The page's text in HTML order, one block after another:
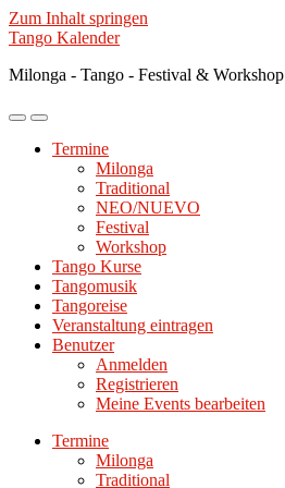
Zum Inhalt springen
Tango Kalender
Milonga - Tango - Festival &
Mobile-
ein-/ausblenden
Suchfeld
ein-/ausblenden
Termine
Milonga
Traditional
NEO/NUEVO
Festival
Workshop
Tango Kurse
Tangomusik
Tangoreise
Veranstaltung eintragen
Benutzer
Anmelden
Registrieren
Meine Events bearbeiten
Termine
Milonga
Traditional